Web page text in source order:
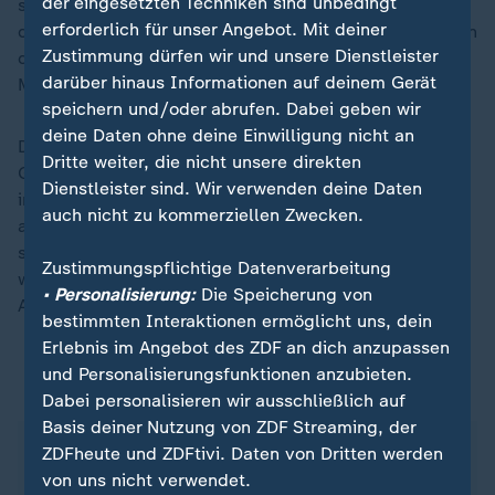
schnellere Abschiebungen dorthin ermöglichen. Von
den Ländern auf der nun beschlossenen EU-Liste waren
darauf bisher nur der Kosovo, Albanien und
Montenegro als sicher eingestuft.
Die EU-Liste ist bindend für alle Mitgliedstaaten.
Gleichzeitig muss dem Vorschlag nach auch weiterhin
immer der Einzelfall geprüft werden. Menschen, die
aus diesen Ländern kommen und in der EU Schutz
suchen, sollen also nicht automatisch abgeschoben
werden, bekommen aber ein beschleunigtes
Asylverfahren.
Sichere Herkunftsstaaten
In Deutschland gelten derzeit folgende Länder als
sichere Herkunftsstaaten:
erforderlich für unser Angebot. Mit deiner
Zustimmung dürfen wir und unsere Dienstleister
darüber hinaus Informationen auf deinem Gerät
speichern und/oder abrufen. Dabei geben wir
deine Daten ohne deine Einwilligung nicht an
Dritte weiter, die nicht unsere direkten
Dienstleister sind. Wir verwenden deine Daten
auch nicht zu kommerziellen Zwecken.
Zustimmungspflichtige Datenverarbeitung
• Personalisierung:Die Speicherung von
bestimmten Interaktionen ermöglicht uns, dein
Erlebnis im Angebot des ZDF an dich anzupassen
und Personalisierungsfunktionen anzubieten.
Dabei personalisieren wir ausschließlich auf
Basis deiner Nutzung von ZDF Streaming, der
ZDFheute und ZDFtivi. Daten von Dritten werden
von uns nicht verwendet.